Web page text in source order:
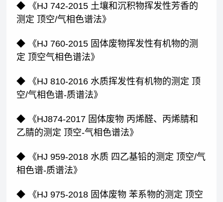
◆ 《HJ 742-2015 土壤和沉积物挥发性芳香的
测定 顶空/气相色谱法》
◆ 《HJ 760-2015 固体废物挥发性有机物的测
定 顶空气相色谱法》
◆ 《HJ 810-2016 水质挥发性有机物的测定 顶
空/气相色谱-质谱法》
◆ 《HJ874-2017 固体废物 丙烯醛、丙烯腈和
乙腈的测定 顶空-气相色谱法》
◆ 《HJ 959-2018 水质 四乙基铅的测定 顶空/气
相色谱-质谱法》
◆ 《HJ 975-2018 固体废物 苯系物的测定 顶空